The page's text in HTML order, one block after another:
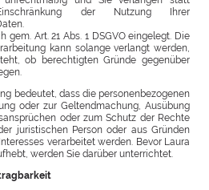
der Nutzung Ihrer
gem. Art. 21 Abs. 1 DSGVO eingelegt. Die
kann solange verlangt werden,
ob berechtigten Gründe gegenüber
bedeutet, dass die personenbezogenen
oder zur Geltendmachung, Ausübung
oder zum Schutz der Rechte
juristischen Person oder aus Gründen
verarbeitet werden. Bevor Laura
werden Sie darüber unterrichtet.